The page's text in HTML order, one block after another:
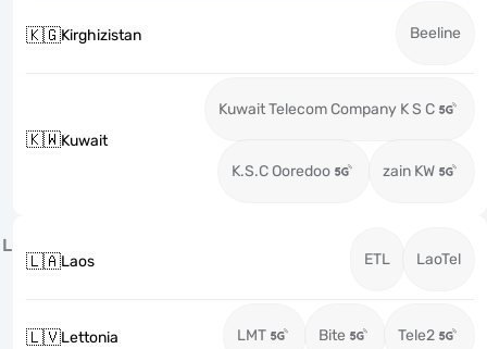
🇰🇬Kirghizistan Beeline
🇰🇼Kuwait
Kuwait Telecom Company K S C
K.S.C Ooredoo zain KW
L
🇱🇦Laos ETL LaoTel
🇱🇻Lettonia LMT Bite Tele2